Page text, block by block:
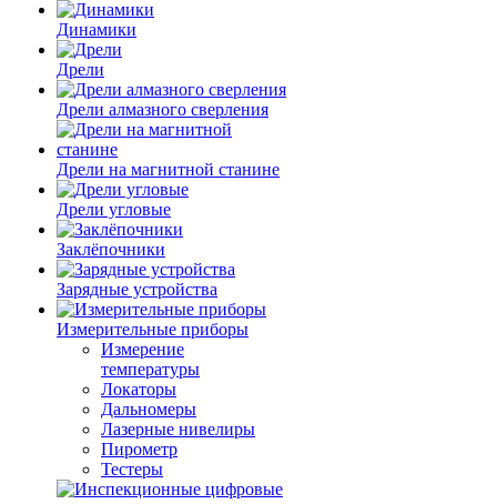
Динамики
Дрели
Дрели алмазного сверления
Дрели на магнитной станине
Дрели угловые
Заклёпочники
Зарядные устройства
Измерительные приборы
Измерение
температуры
Локаторы
Дальномеры
Лазерные нивелиры
Пирометр
Тестеры